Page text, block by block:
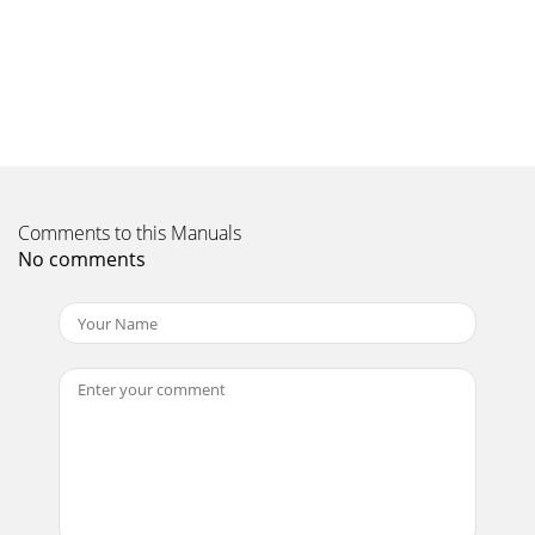
iPod ou iPhone. Pour
2Important safety instructions1. Read these instructions –
All the safety and operating instructions should be read
Page 13 - Trademarks
Comments to this Manuals
No comments